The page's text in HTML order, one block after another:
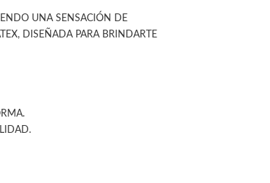
UNA SENSACIÓN DE
DISEÑADA PARA BRINDARTE